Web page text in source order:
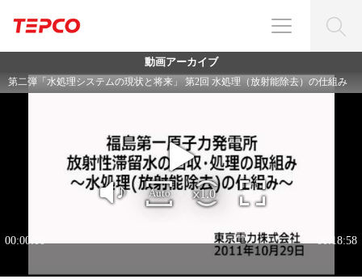
動画アーカイブ